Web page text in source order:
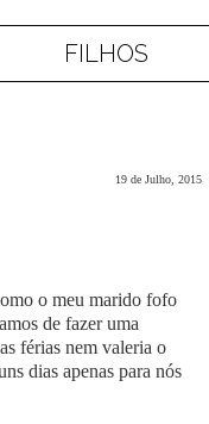
FILHOS
19 de Julho, 2015
o meu marido fofo
de fazer uma
férias nem valeria o
dias apenas para nós